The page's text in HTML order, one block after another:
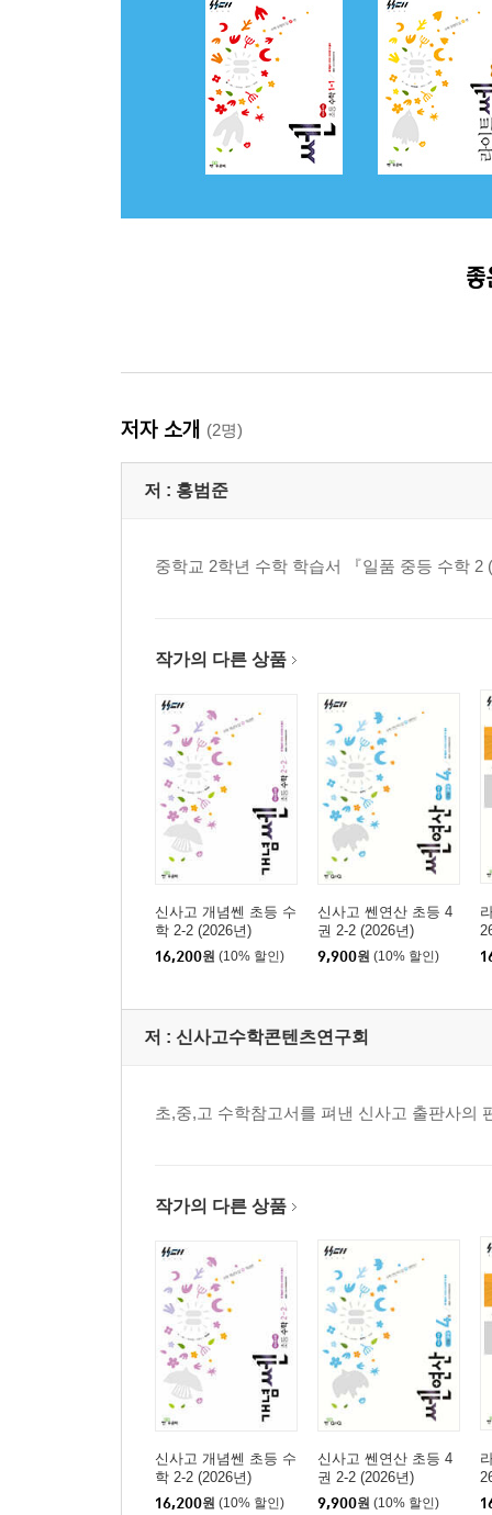
저자 소개 (2명)
저 : 홍범준
중학교 2학년 수학 학습서 『일품 중등 수학 2
작가의 다른 상품
신사고 개념쎈 초등 수
학 2-2 (2026년)
16,200원 (10% 할인)
신사고 쎈연산 초등 4
권 2-2 (2026년)
9,900원 (10% 할인)
저 : 신사고수학콘텐츠연구회
초,중,고 수학참고서를 펴낸 신사고 출판사의
작가의 다른 상품
신사고 개념쎈 초등 수
학 2-2 (2026년)
16,200원 (10% 할인)
신사고 쎈연산 초등 4
권 2-2 (2026년)
9,900원 (10% 할인)